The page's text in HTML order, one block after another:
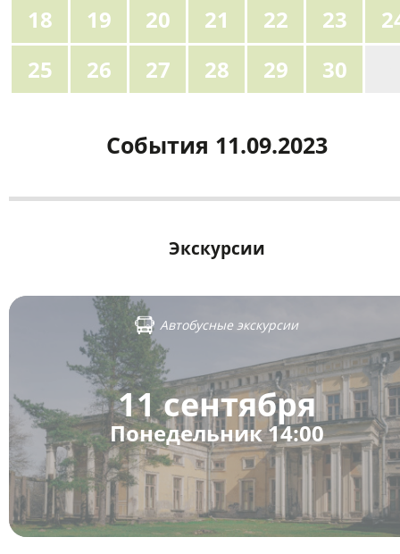
18
19 20 21 22 23
25
26 27 28 29 30
События 11.09.2023
Экскурсии
Автобусные экскурсии
11 сентября
Понедельник 14:00